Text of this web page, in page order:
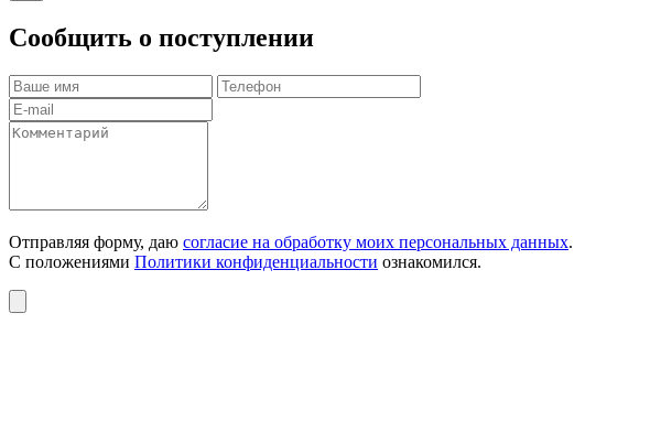
Сообщить о поступлении
Отправляя форму, даю согласие на обработку моих персональных данных.
С положениями Политики конфиденциальности ознакомился.